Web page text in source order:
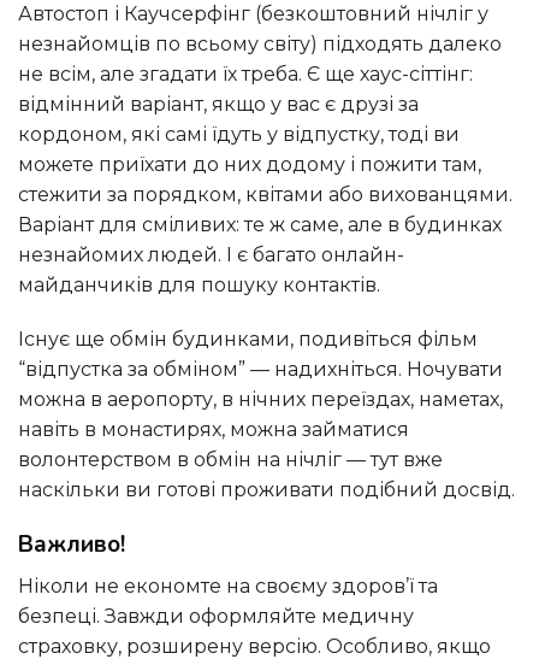
Автостоп і Каучсерфінг (безкоштовний нічліг у
незнайомців по всьому світу) підходять далеко
не всім, але згадати їх треба. Є ще хаус-сіттінг:
відмінний варіант, якщо у вас є друзі за
кордоном, які самі їдуть у відпустку, тоді ви
можете приїхати до них додому і пожити там,
стежити за порядком, квітами або вихованцями.
Варіант для сміливих: те ж саме, але в будинках
незнайомих людей. І є багато онлайн-
майданчиків для пошуку контактів.
“відпустка за обміном” — надихніться. Ночувати
можна в аеропорту, в нічних переїздах, наметах,
навіть в монастирях, можна займатися
волонтерством в обмін на нічліг — тут вже
наскільки ви готові проживати подібний досвід.
Важливо!
Ніколи не економте на своєму здоров’ї та
безпеці. Завжди оформляйте медичну
страховку, розширену версію. Особливо, якщо